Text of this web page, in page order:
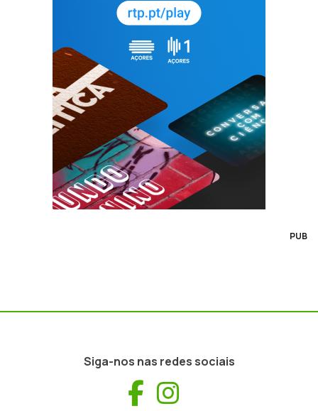
PUB
Siga-nos nas redes sociais
Facebook